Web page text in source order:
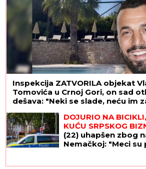
Inspekcija ZATVORILA objekat
Tomovića u Crnoj Gori, on sad
dešava: "Neki se slade, neću im
DOJURIO NA
KUĆU SRPSKOG
(22) uhapšen zbog
Nemačkoj: "Meci